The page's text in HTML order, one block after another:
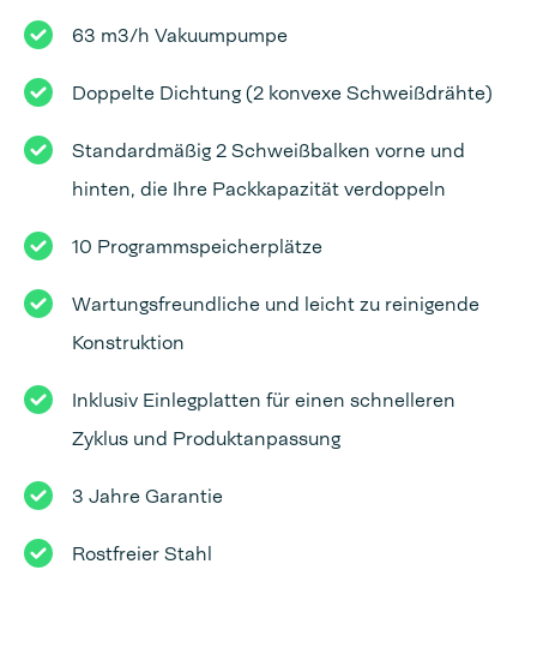
63 m3/h Vakuumpumpe
Doppelte Dichtung (2 konvexe Schweißdrähte)
Standardmäßig 2 Schweißbalken vorne und
hinten, die Ihre Packkapazität verdoppeln
10 Programmspeicherplätze
Wartungsfreundliche und leicht zu reinigende
Konstruktion
Inklusiv Einlegplatten für einen schnelleren
Zyklus und Produktanpassung
3 Jahre Garantie
Rostfreier Stahl